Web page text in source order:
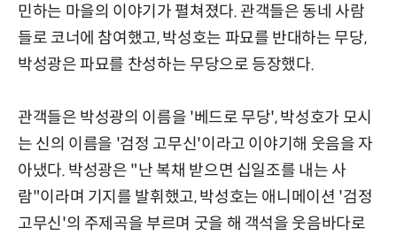
민하는 마을의 이야기가 펼쳐졌다. 관객들은 동네 사람
들로 코너에 참여했고, 박성호는 파묘를 반대하는 무당,
박성광은 파묘를 찬성하는 무당으로 등장했다.
관객들은 박성광의 이름을 '베드로 무당', 박성호가 모시
는 신의 이름을 '검정 고무신'이라고 이야기해 웃음을 자
아냈다. 박성광은 "난 복채 받으면 십일조를 내는 사
람"이라며 기지를 발휘했고, 박성호는 애니메이션 '검정
고무신'의 주제곡을 부르며 굿을 해 객석을 웃음바다로